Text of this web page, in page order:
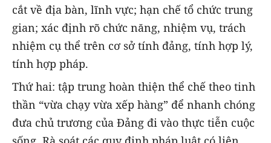
cắt về địa bàn, lĩnh vực; hạn chế tổ chức trung
gian; xác định rõ chức năng, nhiệm vụ, trách
nhiệm cụ thể trên cơ sở tính đảng, tính hợp lý,
tính hợp pháp.
Thứ hai: tập trung hoàn thiện thể chế theo tinh
thần “vừa chạy vừa xếp hàng” để nhanh chóng
đưa chủ trương của Đảng đi vào thực tiễn cuộc